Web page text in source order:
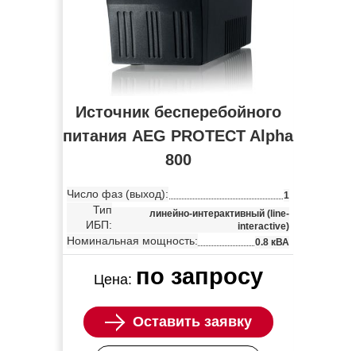
Источник бесперебойного
питания AEG PROTECT Alpha
800
Число фаз (выход): 1
Тип
ИБП:
линейно-интерактивный (line-
interactive)
Номинальная мощность: 0.8 кВА
Цена: по запросу
Оставить заявку